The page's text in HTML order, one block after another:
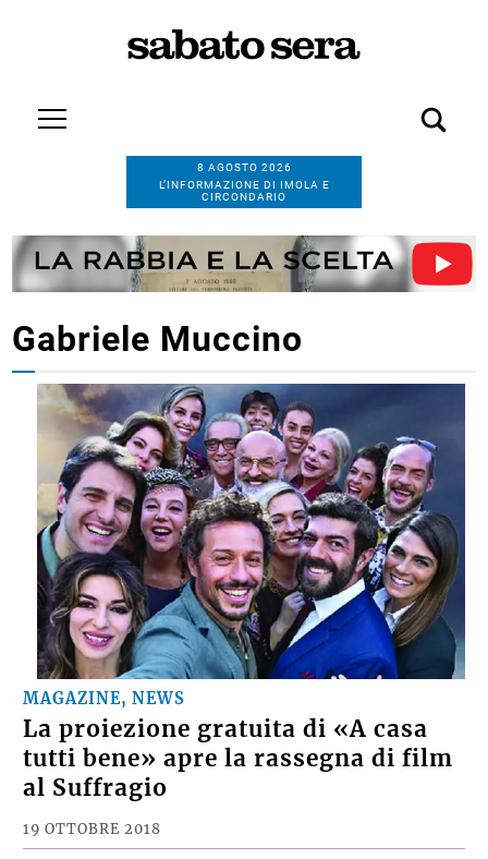
8 AGOSTO 2026
L’INFORMAZIONE DI IMOLA E
CIRCONDARIO
Gabriele Muccino
MAGAZINE, NEWS
La proiezione gratuita di «A casa
tutti bene» apre la rassegna di film
al Suffragio
19 OTTOBRE 2018